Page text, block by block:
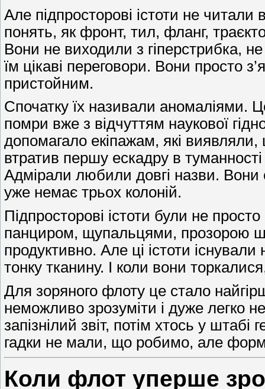
Але підпросторові істоти не
понять, як фронт, тил, фланг,
Вони не виходили з гіперстрибка,
їм цікаві переговори. Вони просто
пристойним.
Спочатку їх називали аномаліями.
помри вже з відчуттям наукової
допомагало екіпажам, які
втратив першу ескадру в
Адмірали любили довгі назви.
уже немає трьох колоній.
Підпросторові істоти були не
панциром, щупальцями, прозорою
продуктивно. Але ці істоти
тонку тканину. І коли вони
Для зоряного флоту це стало
неможливо зрозуміти і дуже легко
запізнілий звіт, потім хтось у
гадки не мали, що робимо, але
Коли флот уперше